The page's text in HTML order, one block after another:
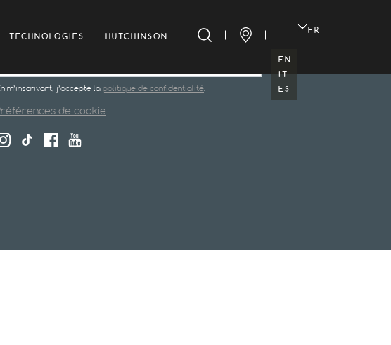
TECHNOLOGIES HUTCHINSON
FR
EN
IT
ES
NEWSLETTER
m’inscrivant, j’accepte la politique de confidentialité.
de cookie